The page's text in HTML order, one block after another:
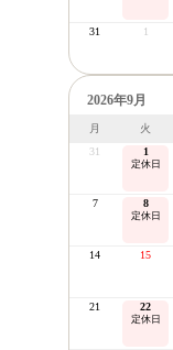
31 1
2026年9月
月 火
31
1
定休日
7 8
定休日
14 15
21 22
定休日